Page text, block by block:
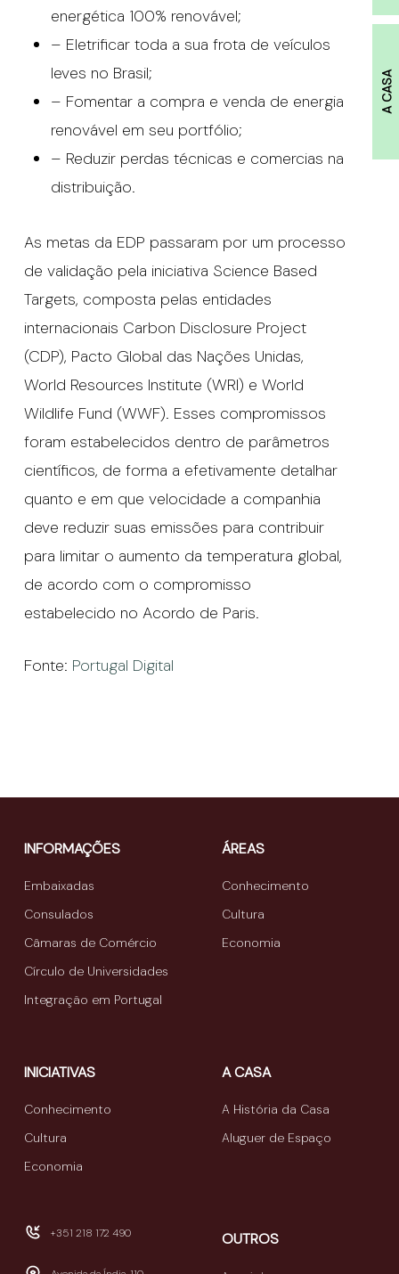
A CASA
energética 100% renovável;
– Eletrificar toda a sua frota de veículos
leves no Brasil;
– Fomentar a compra e venda de energia
renovável em seu portfólio;
– Reduzir perdas técnicas e comercias na
distribuição.
As metas da EDP passaram por um processo
de validação pela iniciativa Science Based
Targets, composta pelas entidades
internacionais Carbon Disclosure Project
(CDP), Pacto Global das Nações Unidas,
World Resources Institute (WRI) e World
Wildlife Fund (WWF). Esses compromissos
foram estabelecidos dentro de parâmetros
científicos, de forma a efetivamente detalhar
quanto e em que velocidade a companhia
deve reduzir suas emissões para contribuir
para limitar o aumento da temperatura global,
de acordo com o compromisso
estabelecido no Acordo de Paris.
Fonte: Portugal Digital
INFORMAÇÕES
Embaixadas
Consulados
Câmaras de Comércio
Círculo de Universidades
Integração em Portugal
ÁREAS
Conhecimento
Cultura
Economia
INICIATIVAS
Conhecimento
Cultura
Economia
A CASA
A História da Casa
Aluguer de Espaço
+351 218 172 490 OUTROS